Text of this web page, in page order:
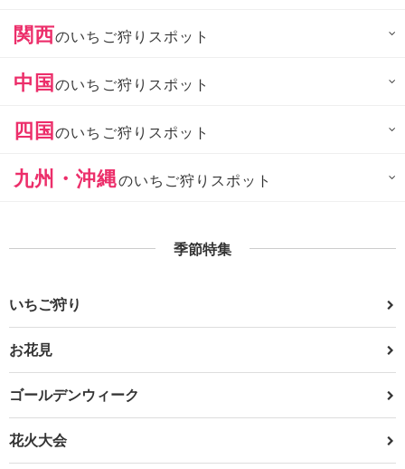
関西のいちご狩りスポット
中国のいちご狩りスポット
四国のいちご狩りスポット
九州・沖縄のいちご狩りスポット
季節特集
いちご狩り
お花見
ゴールデンウィーク
花火大会